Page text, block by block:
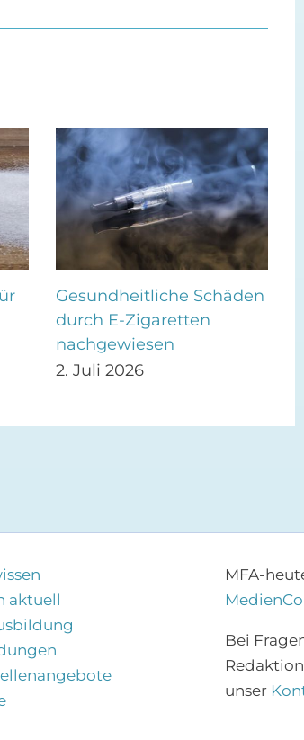
Gesundheitliche Schäden
durch E-Zigaretten
nachgewiesen
2. Juli 2026
aktuell
MFA-
Bei
unser